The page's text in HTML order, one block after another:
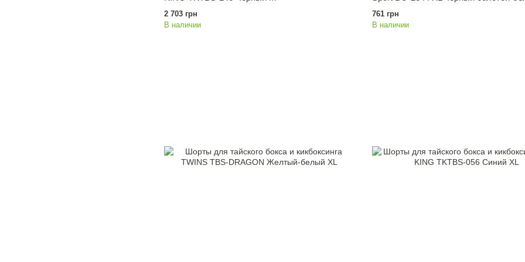
2 703 грн
В наличии
761 грн
В наличии